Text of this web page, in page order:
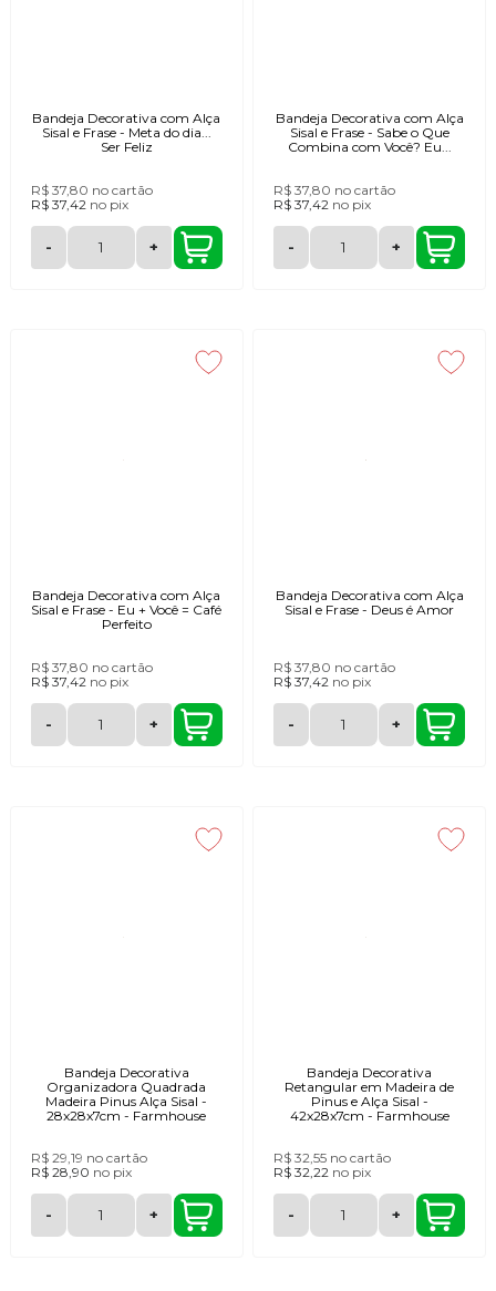
Bandeja Decorativa com Alça
Sisal e Frase - Meta do dia...
Ser Feliz
R$ 37,80 no cartão
R$ 37,42 no pix
- +
Bandeja Decorativa com Alça
Sisal e Frase - Sabe o Que
Combina com Você? Eu...
R$ 37,80 no cartão
R$ 37,42 no pix
- +
Bandeja Decorativa com Alça
Sisal e Frase - Eu + Você = Café
Perfeito
R$ 37,80 no cartão
R$ 37,42 no pix
- +
Bandeja Decorativa com Alça
Sisal e Frase - Deus é Amor
R$ 37,80 no cartão
R$ 37,42 no pix
- +
Bandeja Decorativa
Organizadora Quadrada
Madeira Pinus Alça Sisal -
28x28x7cm - Farmhouse
R$ 29,19 no cartão
R$ 28,90 no pix
- +
Bandeja Decorativa
Retangular em Madeira de
Pinus e Alça Sisal -
42x28x7cm - Farmhouse
R$ 32,55 no cartão
R$ 32,22 no pix
- +